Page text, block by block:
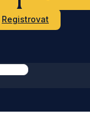
Registrovat